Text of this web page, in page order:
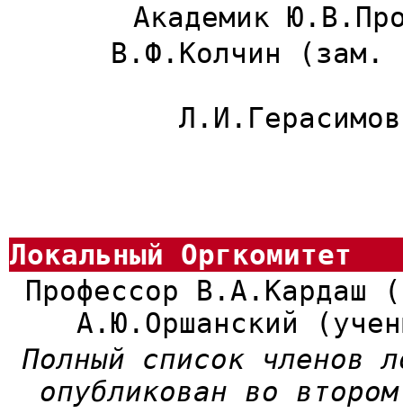
Академик
В.Ф.Колчин (зам.
Локальный Оргкомитет
Профессор В.А.Кардаш
А.Ю.Оршанский
Полный список членов
опубликован во